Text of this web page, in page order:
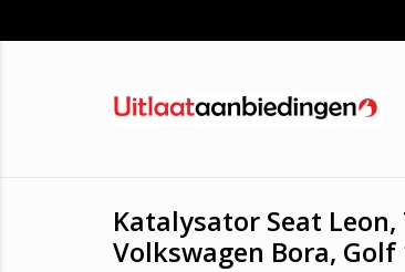
Katalysator Seat
Volkswagen Bora, Golf